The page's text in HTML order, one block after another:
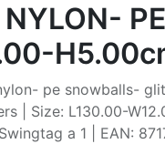
pe snowballs-
| Size: L130.00-
a 1 | EAN: